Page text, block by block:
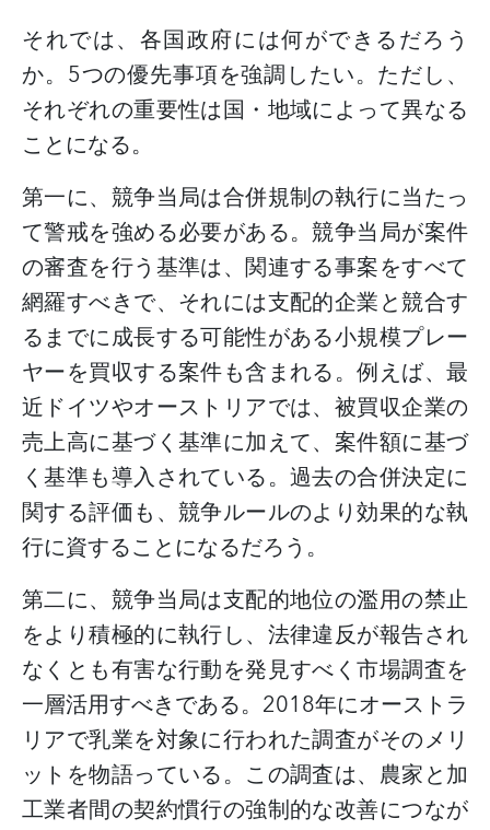
それでは、各国政府には何ができるだろう
か。 5つの優先事項を強調したい。ただし、
それぞれの重要性は国・地域によって異なる
ことになる。
第一に、競争当局は合併規制の執行に当たっ
て警戒を強める必要がある。競争当局が案件
の審査を行う基準は、関連する事案をすべて
網羅すべきで、それには支配的企業と競合す
るまでに成長する可能性がある小規模プレー
ヤーを買収する案件も含まれる。例えば、最
近ドイツやオーストリアでは、被買収企業の
売上高に基づく基準に加えて、案件額に基づ
く基準も導入されている。過去の合併決定に
関する評価も、競争ルールのより効果的な執
行に資することになるだろう。
第二に、競争当局は支配的地位の濫用の禁止
をより積極的に執行し、法律違反が報告され
なくとも有害な行動を発見すべく市場調査を
一層活用すべきである。 2018年にオーストラ
リアで乳業を対象に行われた調査がそのメリ
ットを物語っている。この調査は、農家と加
工業者間の契約慣行の強制的な改善につなが